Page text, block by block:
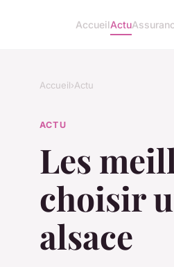
AccueilActu
Accueil›Actu
ACTU
Les
choisir
alsace